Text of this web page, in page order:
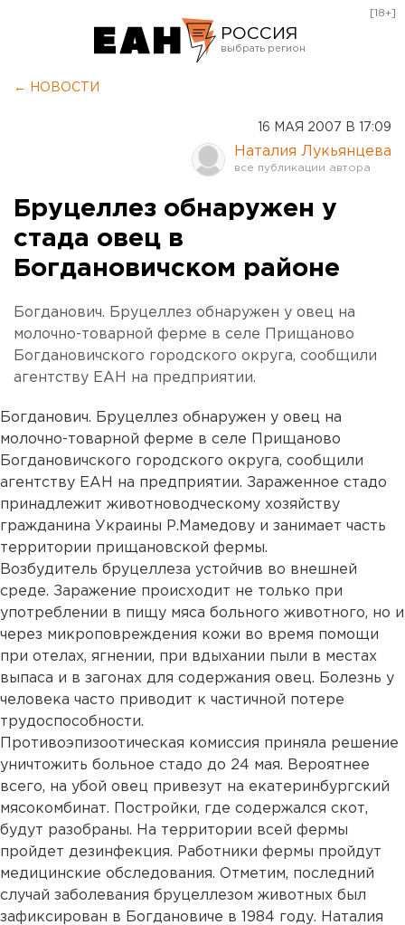
РОССИЯ
Оренбург
[18+]
← НОВОСТИ
16 МАЯ 2007 В 17:09
Наталия Лукьянцева
Бруцеллез обнаружен у
стада овец в
Богдановичском районе
Богданович. Бруцеллез обнаружен у овец на
молочно-товарной ферме в селе Прищаново
Богдановичского городского округа, сообщили
агентству ЕАН на предприятии.
Богданович. Бруцеллез обнаружен у овец на
молочно-товарной ферме в селе Прищаново
Богдановичского городского округа, сообщили
агентству ЕАН на предприятии. Зараженное стадо
принадлежит животноводческому хозяйству
гражданина Украины Р.Мамедову и занимает часть
территории прищановской фермы.
Возбудитель бруцеллеза устойчив во внешней
среде. Заражение происходит не только при
употреблении в пищу мяса больного животного, но и
через микроповреждения кожи во время помощи
при отелах, ягнении, при вдыхании пыли в местах
выпаса и в загонах для содержания овец. Болезнь у
человека часто приводит к частичной потере
трудоспособности.
Противоэпизоотическая комиссия приняла решение
уничтожить больное стадо до 24 мая. Вероятнее
всего, на убой овец привезут на екатеринбургский
мясокомбинат. Постройки, где содержался скот,
будут разобраны. На территории всей фермы
пройдет дезинфекция. Работники фермы пройдут
медицинские обследования. Отметим, последний
случай заболевания бруцеллезом животных был
зафиксирован в Богдановиче в 1984 году. Наталия